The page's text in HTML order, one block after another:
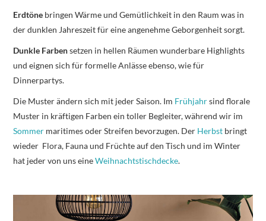
Erdtöne bringen Wärme und Gemütlichkeit in den Raum was in
der dunklen Jahreszeit für eine angenehme Geborgenheit sorgt.
Dunkle Farbensetzen in hellen Räumen wunderbare Highlights
und eignen sich für formelle Anlässe ebenso, wie für
Dinnerpartys.
Die Muster ändern sich mit jeder Saison. Im Frühjahrsind florale
Muster in kräftigen Farben ein toller Begleiter, während wir im
Sommer maritimes oder Streifen bevorzugen. Der Herbst bringt
wieder Flora, Fauna und Früchte auf den Tisch und im Winter
hat jeder von uns eineWeihnachtstischdecke.